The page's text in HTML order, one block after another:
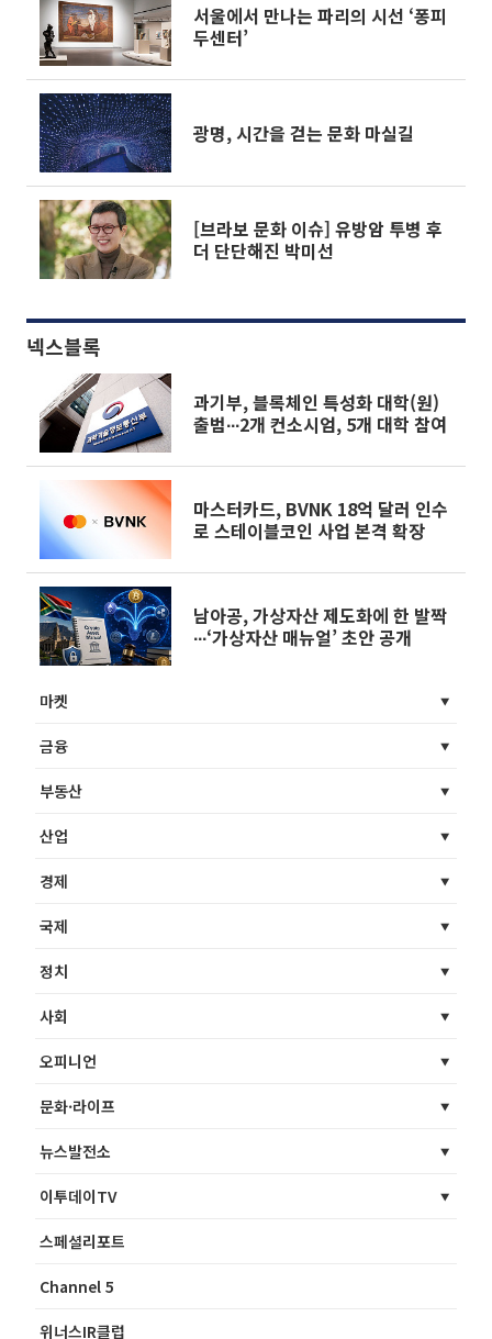
서울에서 만나는 파리의 시선 ‘퐁피
두센터’
광명, 시간을 걷는 문화 마실길
[브라보 문화 이슈] 유방암 투병 후
더 단단해진 박미선
넥스블록
과기부, 블록체인 특성화 대학(원)
출범∙∙∙2개 컨소시엄, 5개 대학 참여
마스터카드, BVNK 18억 달러 인수
로 스테이블코인 사업 본격 확장
남아공, 가상자산 제도화에 한 발짝
∙∙∙‘가상자산 매뉴얼’ 초안 공개
마켓
금융
부동산
산업
경제
국제
정치
사회
오피니언
문화·라이프
뉴스발전소
이투데이TV
스페셜리포트
Channel 5
위너스IR클럽